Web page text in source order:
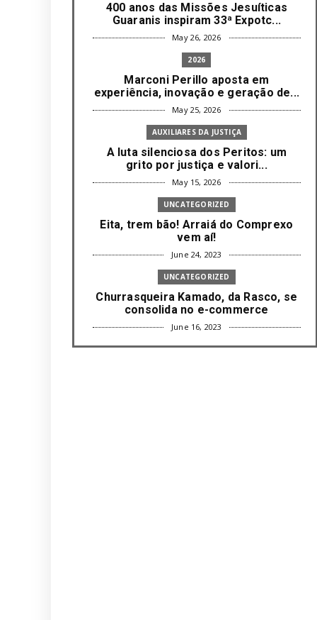
400 anos das Missões Jesuíticas
Guaranis inspiram 33ª Expotc...
May 26, 2026
2026
Marconi Perillo aposta em
experiência, inovação e geração de...
May 25, 2026
AUXILIARES DA JUSTIÇA
A luta silenciosa dos Peritos: um
grito por justiça e valori...
May 15, 2026
UNCATEGORIZED
Eita, trem bão! Arraiá do Comprexo
vem aí!
June 24, 2023
UNCATEGORIZED
Churrasqueira Kamado, da Rasco, se
consolida no e-commerce
June 16, 2023
UNCATEGORIZED